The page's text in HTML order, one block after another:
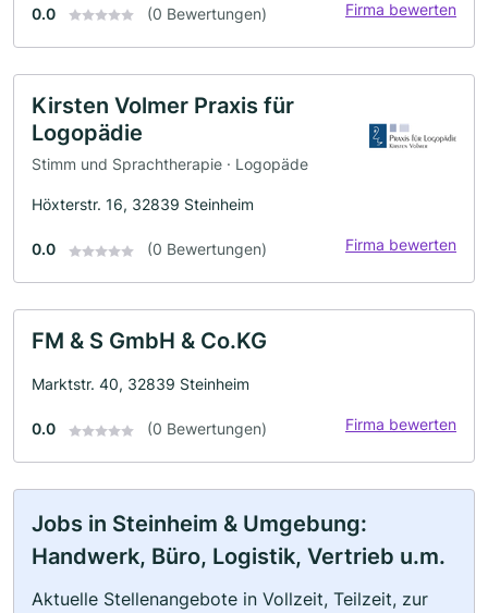
0.0 (0 Bewertungen) Firma bewerten
Kirsten Volmer Praxis für
Logopädie
Stimm und Sprachtherapie · Logopäde
Höxterstr. 16, 32839 Steinheim
0.0 (0 Bewertungen) Firma bewerten
FM & S GmbH & Co.KG
Marktstr. 40, 32839 Steinheim
0.0 (0 Bewertungen) Firma bewerten
Jobs in Steinheim & Umgebung:
Handwerk, Büro, Logistik, Vertrieb u.m.
Aktuelle Stellenangebote in Vollzeit, Teilzeit, zur